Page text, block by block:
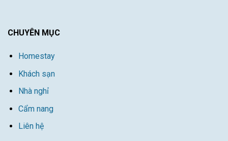
CHUYÊN MỤC
Homestay
Khách sạn
Nhà nghỉ
Cẩm nang
Liên hệ